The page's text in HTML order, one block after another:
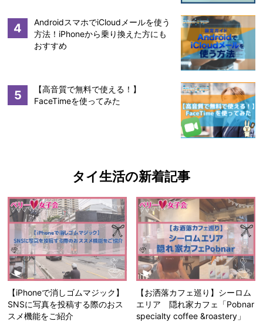
4
AndroidスマホでiCloudメールを使う
方法！iPhoneから乗り換えた方にも
おすすめ
5
【高音質で無料で使える！】
FaceTimeを使ってみた
タイ生活の新着記事
【iPhoneで消しゴムマジック】
SNSに写真を投稿する際のおス
スメ機能をご紹介
【お洒落カフェ巡り】シーロム
エリア 隠れ家カフェ「Pobnar
specialty coffee &roastery」